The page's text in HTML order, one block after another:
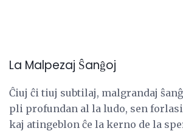
La Malpezaj Ŝanĝoj
Ĉiuj ĉi tiuj subtilaj, malgrandaj
pli profundan al la ludo, sen
kaj atingeblon ĉe la kerno de la